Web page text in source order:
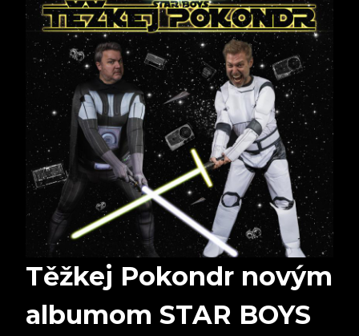
Těžkej Pokondr novým
albumom STAR BOYS